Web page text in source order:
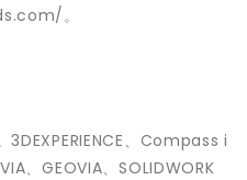
。
、Compass i
、GEOVIA、SOLIDWORK